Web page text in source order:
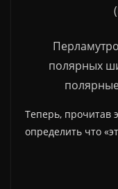
полярных
Теперь, прочитав
определить что